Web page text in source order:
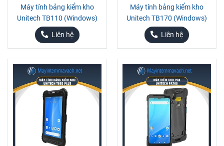
Máy tính bảng kiểm kho
Unitech TB110 (Windows)
Liên hệ
Máy tính bảng kiểm kho
Unitech TB170 (Windows)
Liên hệ